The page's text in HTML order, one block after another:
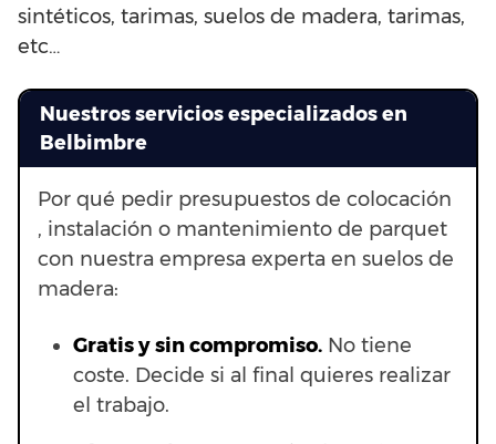
sintéticos, tarimas, suelos de madera, tarimas,
etc…
Nuestros servicios especializados en
Belbimbre
Por qué pedir presupuestos de colocación
, instalación o mantenimiento de parquet
con nuestra empresa experta en suelos de
madera:
Gratis y sin compromiso. No tiene
coste. Decide si al final quieres realizar
el trabajo.